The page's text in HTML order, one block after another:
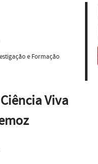
e Formação
Viva